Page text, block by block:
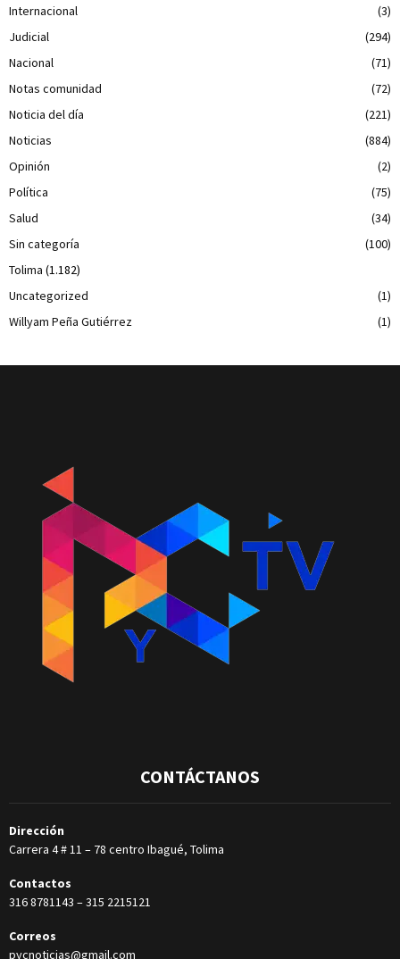
Internacional
(3)
Judicial
(294)
Nacional
(71)
Notas comunidad
(72)
Noticia del día
(221)
Noticias
(884)
Opinión
(2)
Política
(75)
Salud
(34)
Sin categoría
(100)
Tolima (1.182)
Uncategorized
(1)
Willyam Peña Gutiérrez
(1)
CONTÁCTANOS
Dirección
Carrera 4 # 11 – 78 centro Ibagué, Tolima
Contactos
316 8781143 –315 2215121
Correos
pycnoticias@gmail.com